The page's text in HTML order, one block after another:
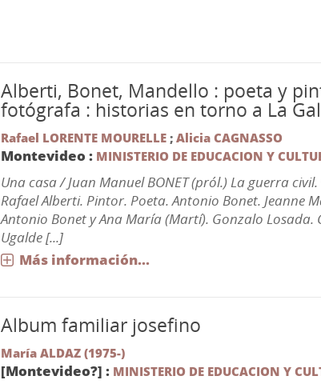
Alberti, Bonet, Mandello : poeta y
fotógrafa : historias en torno a La
Rafael LORENTE MOURELLE ;Alicia CAGNASSO
Montevideo : MINISTERIO DE EDUCACION Y
Una casa / Juan Manuel BONET (pról.) La guerra
Rafael Alberti. Pintor. Poeta. Antonio Bonet. Jeanne
Antonio Bonet y Ana María (Martí). Gonzalo Losada.
Ugalde [...]
Más información...
Album familiar josefino
María ALDAZ (1975-)
[Montevideo?] : MINISTERIO DE EDUCACION Y